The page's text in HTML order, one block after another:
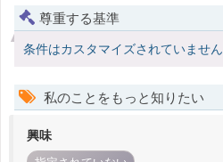
尊重する基準
条件はカスタマイズされていません
私のことをもっと知りたい
興味